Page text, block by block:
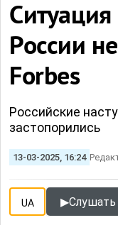
России
Forbes
Российские
застопорились
13-03-2025, 16:24
UA ▶Слушать